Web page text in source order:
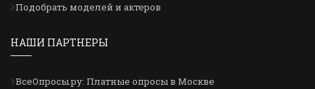
Подобрать моделей и актеров
НАШИ ПАРТНЕРЫ
ВсеОпросы.ру: Платные опросы в Москве